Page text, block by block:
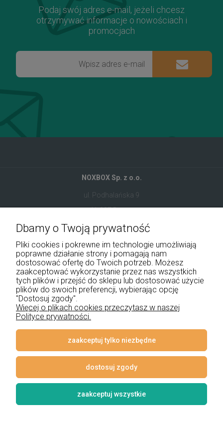
Podaj swój adres e-mail, jeżeli chcesz
otrzymywać informacje o nowościach i
promocjach
NOXBOX Sp. z o.o.
ul. Podhalańska 9
41-907 Bytom
+48 534 555 344
sklep@noxbox.pl
Pomoc
Płatności i dostawa
Informacje
Dbamy o Twoją prywatność
Pliki cookies i pokrewne im technologie umożliwiają
poprawne działanie strony i pomagają nam
dostosować ofertę do Twoich potrzeb. Możesz
zaakceptować wykorzystanie przez nas wszystkich
tych plików i przejść do sklepu lub dostosować użycie
plików do swoich preferencji, wybierając opcję
"Dostosuj zgody".
Więcej o plikach cookies przeczytasz w naszej
Polityce prywatności.
zaakceptuj tylko niezbędne
dostosuj zgody
zaakceptuj wszystkie